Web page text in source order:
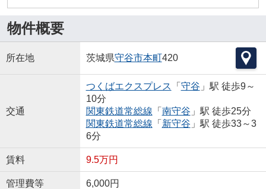
物件概要
所在地 茨城県守谷市本町420
交通
つくばエクスプレス 「 守谷 」駅 徒歩9～
10分
関東鉄道常総線 「 南守谷 」駅 徒歩25分
関東鉄道常総線 「 新守谷 」駅 徒歩33～3
6分
賃料 9.5万円
管理費等 6,000円